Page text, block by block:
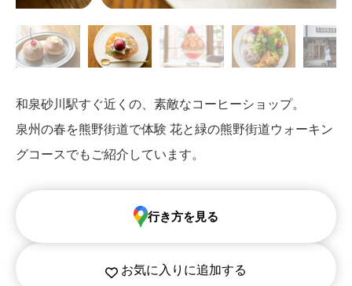
和泉砂川駅すぐ近くの、素敵なコーヒーショップ。
泉州の春を熊野街道で体験 花と緑の熊野街道ウォーキン
グコースでもご紹介しています。
お気に入りに追加する
行き方を見る